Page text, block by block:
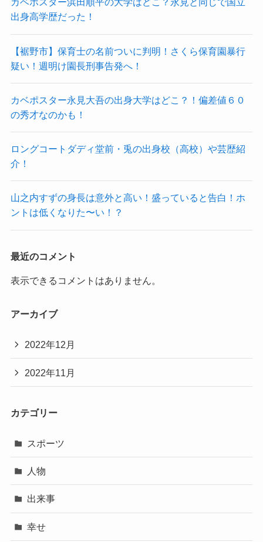
出身高学歴だった！
【裾野市】保育士の名前ついに判明！さくら保育園暴行
疑い！週明け園長刑事告発へ！
カベポスター永見大吾の出身大学はどこ？！偏差値６０
の秀才なのかも！
ロングコートダディ堂前・兎の出身校（高校）や芸歴紹
介！
山之内すずの身長は意外と高い！盛っていると告白！ホ
ントは低くなりた〜い！？
最近のコメント
表示できるコメントはありません。
アーカイブ
2022年12月
2022年11月
カテゴリー
スポーツ
人物
出来事
幸せ